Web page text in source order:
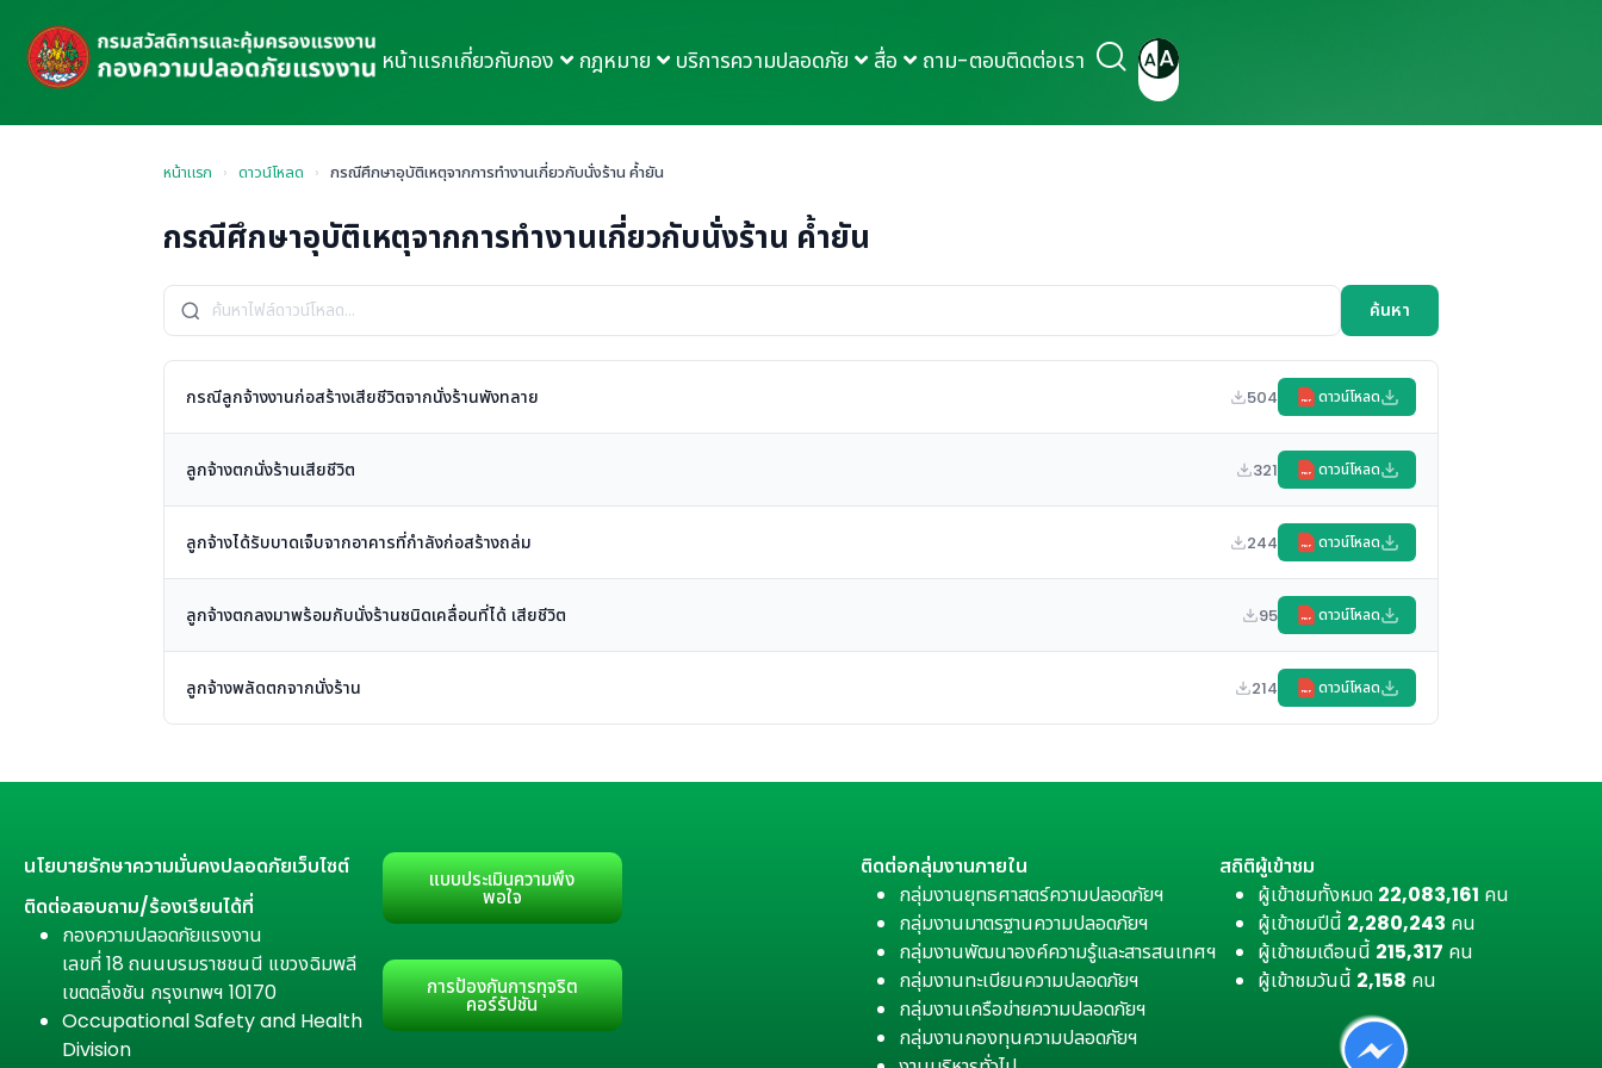
หน้าแรกเกี่ยวกับกอง กฎหมาย บริการความปลอดภัย สื่อ ถาม-ตอบติดต่อเรา
หน้าแรก › ดาวน์โหลด › กรณีศึกษาอุบัติเหตุจากการทำงานเกี่ยวกับนั่งร้าน ค้ำยัน
กรณีศึกษาอุบัติเหตุจากการทำงานเกี่ยวกับนั่งร้าน ค้ำยัน
ค้นหา
กรณีลูกจ้างงานก่อสร้างเสียชีวิตจากนั่งร้านพังทลาย 504 PDF ดาวน์โหลด
ลูกจ้างตกนั่งร้านเสียชีวิต 321 PDF ดาวน์โหลด
ลูกจ้างได้รับบาดเจ็บจากอาคารที่กำลังก่อสร้างถล่ม 244 PDF ดาวน์โหลด
ลูกจ้างตกลงมาพร้อมกับนั่งร้านชนิดเคลื่อนที่ได้ เสียชีวิต 95 PDF ดาวน์โหลด
ลูกจ้างพลัดตกจากนั่งร้าน 214 PDF ดาวน์โหลด
นโยบายรักษาความมั่นคงปลอดภัยเว็บไซต์
ติดต่อสอบถาม/ร้องเรียนได้ที่
กองความปลอดภัยแรงงาน
เลขที่ 18 ถนนบรมราชชนนี แขวงฉิมพลี
เขตตลิ่งชัน กรุงเทพฯ 10170
Occupational Safety and Health
Division
แบบประเมินความพึง
พอใจ
การป้องกันการทุจริต
คอร์รัปชัน
ติดต่อกลุ่มงานภายใน
กลุ่มงานยุทธศาสตร์ความปลอดภัยฯ
กลุ่มงานมาตรฐานความปลอดภัยฯ
กลุ่มงานพัฒนาองค์ความรู้และสารสนเทศฯ
กลุ่มงานทะเบียนความปลอดภัยฯ
กลุ่มงานเครือข่ายความปลอดภัยฯ
กลุ่มงานกองทุนความปลอดภัยฯ
สถิติผู้เข้าชม
ผู้เข้าชมทั้งหมด 22,083,161 คน
ผู้เข้าชมปีนี้ 2,280,243 คน
ผู้เข้าชมเดือนนี้ 215,317 คน
ผู้เข้าชมวันนี้ 2,158 คน